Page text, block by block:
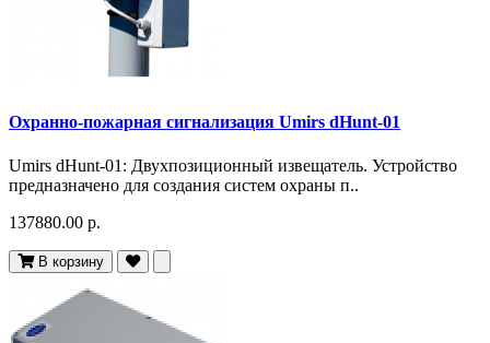
Охранно-пожарная сигнализация Umirs dHunt-01
Umirs dHunt-01: Двухпозиционный извещатель. Устройство
предназначено для создания систем охраны п..
137880.00 р.
В корзину